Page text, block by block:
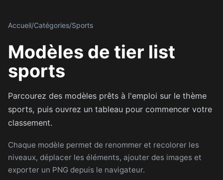
Accueil/Catégories/Sports
Modèles de tier list
sports
Parcourez des modèles prêts à l'emploi sur le thème
sports, puis ouvrez un tableau pour commencer votre
classement.
Chaque modèle permet de renommer et recolorer les
niveaux, déplacer les éléments, ajouter des images et
exporter un PNG depuis le navigateur.